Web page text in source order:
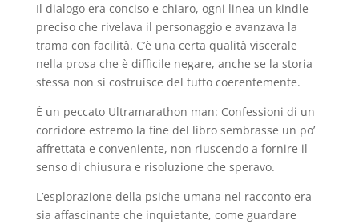
Il dialogo era conciso e chiaro, ogni linea un kindle
preciso che rivelava il personaggio e avanzava la
trama con facilità. C’è una certa qualità viscerale
nella prosa che è difficile negare, anche se la storia
stessa non si costruisce del tutto coerentemente.
È un peccato Ultramarathon man: Confessioni di un
corridore estremo la fine del libro sembrasse un po’
affrettata e conveniente, non riuscendo a fornire il
senso di chiusura e risoluzione che speravo.
L’esplorazione della psiche umana nel racconto era
sia affascinante che inquietante, come guardare